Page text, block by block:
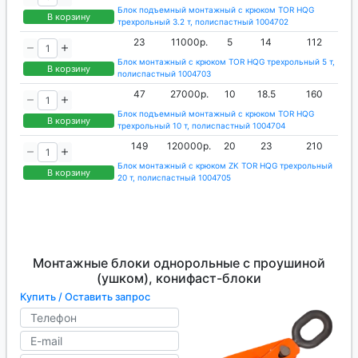
В корзину
Блок подъемный монтажный с крюком TOR HQG
трехрольный 3.2 т, полиспастный 1004702
В корзину
23 11000р. 5 14 112
Блок монтажный с крюком TOR HQG трехрольный 5 т,
полиспастный 1004703
В корзину
47 27000р. 10 18.5 160
Блок подъемный монтажный с крюком TOR HQG
трехрольный 10 т, полиспастный 1004704
В корзину
149 120000р. 20 23 210
Блок монтажный с крюком ZK TOR HQG трехрольный
20 т, полиспастный 1004705
Монтажные блоки однорольные с проушиной
(ушком), конифаст-блоки
Купить / Оставить запрос